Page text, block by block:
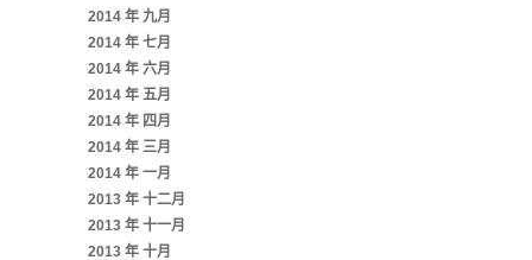
2014 年 九月
2014 年 七月
2014 年 六月
2014 年 五月
2014 年 四月
2014 年 三月
2014 年 一月
2013 年 十二月
2013 年 十一月
2013 年 十月